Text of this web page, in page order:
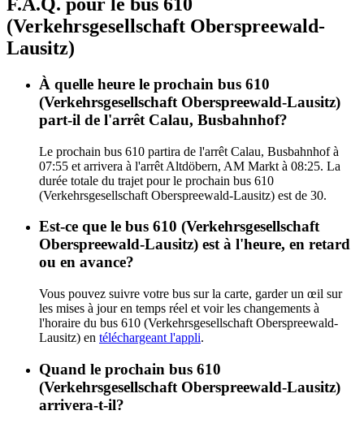
(Verkehrsgesellschaft Oberspreewald-
Lausitz)
À quelle heure le prochain bus 610
(Verkehrsgesellschaft Oberspreewald-Lausitz)
part-il de l'arrêt Calau, Busbahnhof?
Le prochain bus 610 partira de l'arrêt Calau, Busbahnhof à
07:55 et arrivera à l'arrêt Altdöbern, AM Markt à 08:25. La
durée totale du trajet pour le prochain bus 610
(Verkehrsgesellschaft Oberspreewald-Lausitz) est de 30.
Est-ce que le bus 610 (Verkehrsgesellschaft
Oberspreewald-Lausitz) est à l'heure, en retard
ou en avance?
Vous pouvez suivre votre bus sur la carte, garder un œil sur
les mises à jour en temps réel et voir les changements à
l'horaire du bus 610 (Verkehrsgesellschaft Oberspreewald-
Lausitz) en téléchargeant l'appli.
Quand le prochain bus 610
(Verkehrsgesellschaft Oberspreewald-Lausitz)
arrivera-t-il?